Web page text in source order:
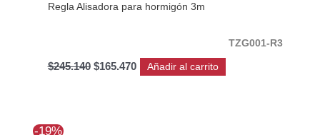
Regla Alisadora para hormigón 3m
TZG001-R3
$245.140 $165.470 Añadir al carrito
-19%